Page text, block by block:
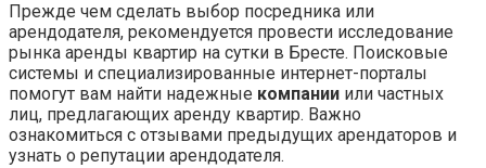
Прежде чем сделать выбор посредника или
арендодателя, рекомендуется провести исследование
рынка аренды квартир на сутки в Бресте. Поисковые
системы и специализированные интернет-порталы
помогут вам найти надежные компании или частных
лиц, предлагающих аренду квартир. Важно
ознакомиться с отзывами предыдущих арендаторов и
узнать о репутации арендодателя.